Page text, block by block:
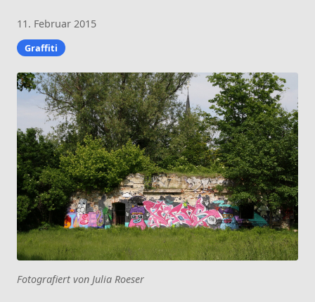
11. Februar 2015
Graffiti
Fotografiert von Julia Roeser